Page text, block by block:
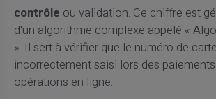
contrôle ou validation. Ce chiffre est
d'un algorithme complexe appelé «
». Il sert à vérifier que le numéro de
incorrectement saisi lors des
opérations en ligne.